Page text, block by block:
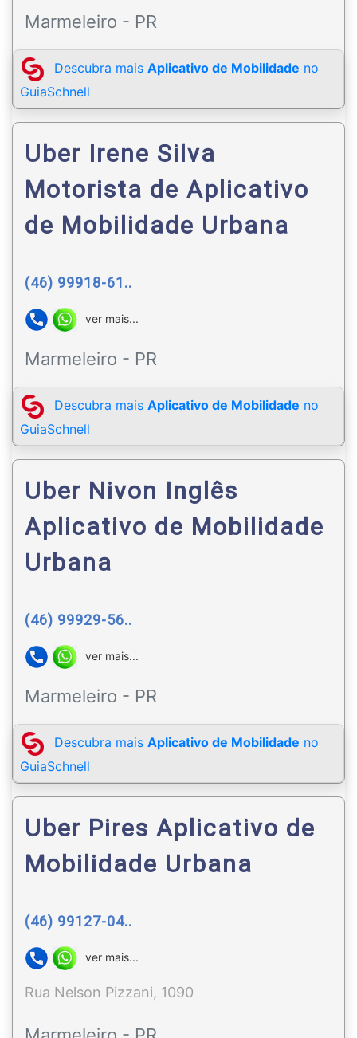
Marmeleiro - PR
Descubra mais Aplicativo de Mobilidade no
GuiaSchnell
Uber Irene Silva
Motorista de Aplicativo
de Mobilidade Urbana
(46) 99918-61..
ver mais...
Marmeleiro - PR
Descubra mais Aplicativo de Mobilidade no
GuiaSchnell
Uber Nivon Inglês
Aplicativo de Mobilidade
Urbana
(46) 99929-56..
ver mais...
Marmeleiro - PR
Descubra mais Aplicativo de Mobilidade no
GuiaSchnell
Uber Pires Aplicativo de
Mobilidade Urbana
(46) 99127-04..
ver mais...
Rua Nelson Pizzani, 1090